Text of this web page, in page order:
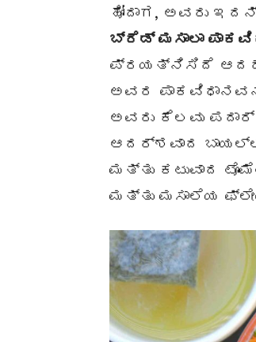
ಹೋದಾಗ, ಅವರು
ಬ್ರೆಡ್ ಮಸಾಲಾ
ಪ್ರಯತ್ನಿಸಿದೆ ಆದರೆ
ಅವರ
ಅವರು ಕೆಲವು
ಆದರ್ಶವಾದ ಬಾಯಲ್ಲಿ
ಮತ್ತು ಕಟುವಾದ
ಮತ್ತು ಮಸಾಲೆಯ